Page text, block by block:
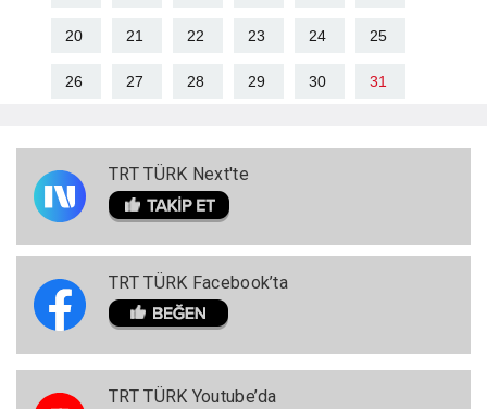
20 21 22 23 24 25
26 27 28 29 30 31
TRT TÜRK Next'te
TRT TÜRK Facebook’ta
TRT TÜRK Youtube’da